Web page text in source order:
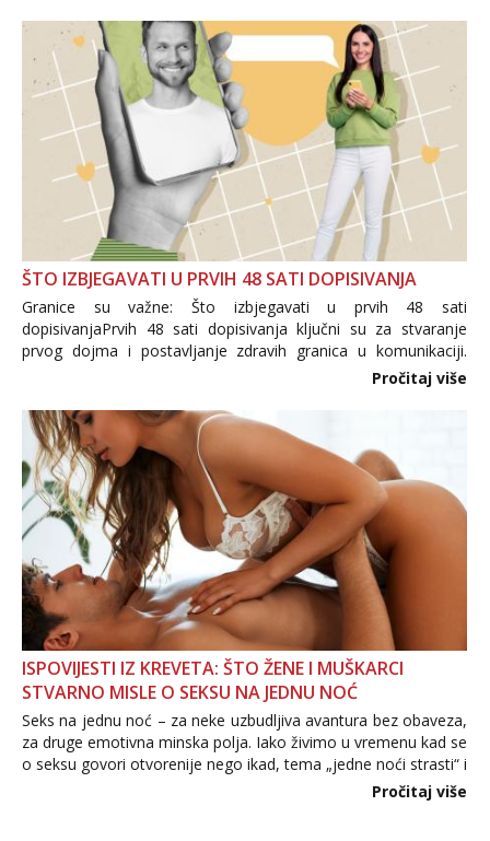
ŠTO IZBJEGAVATI U PRVIH 48 SATI DOPISIVANJA
Granice su važne: Što izbjegavati u prvih 48 sati
dopisivanjaPrvih 48 sati dopisivanja ključni su za stvaranje
prvog dojma i postavljanje zdravih granica u komunikaciji.
Važno je izbjeći prebrzo otkrivanje osobnih ili intimnih
informacija, jer nepoznata osoba još nije zaslužila to
povjerenje. Takođe...
Pročitaj više
ISPOVIJESTI IZ KREVETA: ŠTO ŽENE I MUŠKARCI
STVARNO MISLE O SEKSU NA JEDNU NOĆ
Seks na jednu noć – za neke uzbudljiva avantura bez obaveza,
za druge emotivna minska polja. Iako živimo u vremenu kad se
o seksu govori otvorenije nego ikad, tema „jedne noći strasti“ i
dalje izaziva burne rasprave. Što zapravo misle žene, a što
Pročitaj više